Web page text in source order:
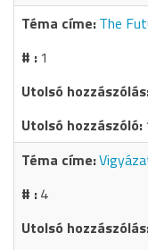
The
1
4